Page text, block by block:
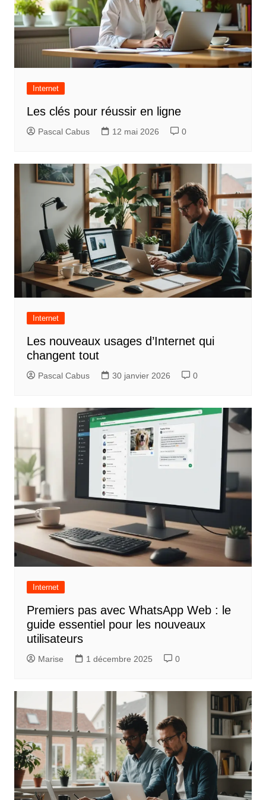
t
i
n
c
e
Internet
Les clés pour réussir en ligne
Pascal Cabus 12 mai 2026 0
Internet
Les nouveaux usages d’Internet qui
changent tout
Pascal Cabus 30 janvier 2026 0
Internet
Premiers pas avec WhatsApp Web : le
guide essentiel pour les nouveaux
utilisateurs
Marise 1 décembre 2025 0